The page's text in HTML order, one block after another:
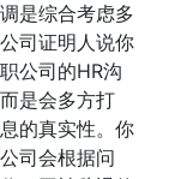
是综合考虑多
司证明人说你
公司的HR沟
是会多方打
的真实性。你
司会根据问